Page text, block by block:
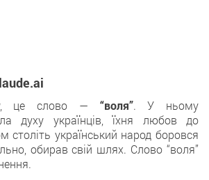
це слово — “воля”. У ньому
духу українців, їхня любов до
століть український народ боровся
обирав свій шлях. Слово “воля”